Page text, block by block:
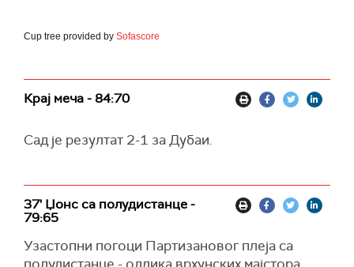
Cup tree provided by Sofascore
Крај меча - 84:70
Сад је резултат 2-1 за Дубаи.
37' Џонс са полудистанце -
79:65
Узастопни погоци Партизановог плеја са